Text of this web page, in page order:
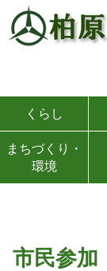
くらし
まちづくり・
環境
市民参加